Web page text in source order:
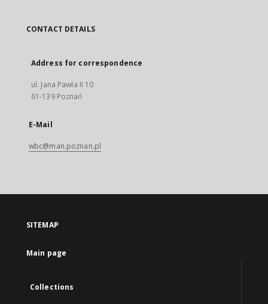
CONTACT DETAILS
Address for correspondence
ul. Jana Pawła II 10
61-139 Poznań
E-Mail
wbc@man.poznan.pl
SITEMAP
Main page
Collections